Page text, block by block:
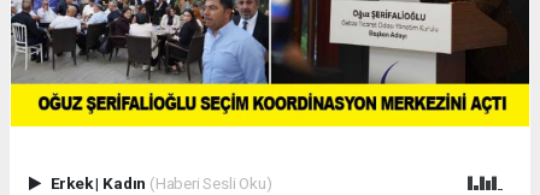
Erkek| Kadın (Haberi Sesli Oku)